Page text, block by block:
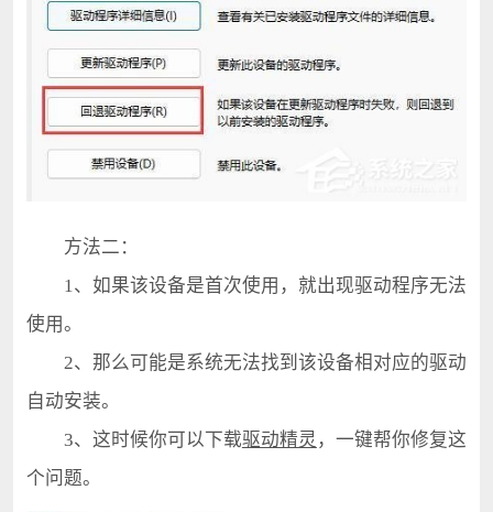
方法二：
1、如果该设备是首次使用，就出现驱动程序无法
使用。
2、那么可能是系统无法找到该设备相对应的驱动
自动安装。
3、这时候你可以下载驱动精灵 ，一键帮你修复这
个问题。